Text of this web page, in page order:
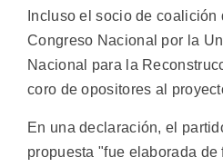
Incluso el socio de coalición
Congreso Nacional por la
Nacional para la
coro de opositores al
En una declaración, el
propuesta "fue elaborada de